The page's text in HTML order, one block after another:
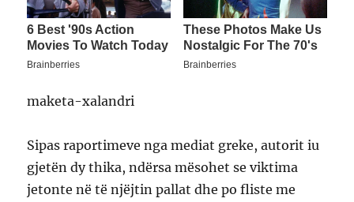
maketa-xalandri
Sipas raportimeve nga mediat greke, autorit iu
gjetën dy thika, ndërsa mësohet se viktima
jetonte në të njëjtin pallat dhe po fliste me